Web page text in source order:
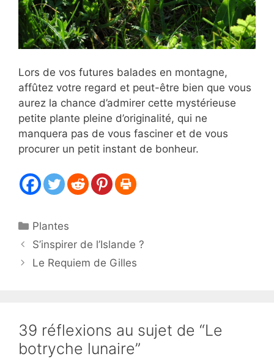
Lors de vos futures balades en montagne,
affûtez votre regard et peut-être bien que vous
aurez la chance d’admirer cette mystérieuse
petite plante pleine d’originalité, qui ne
manquera pas de vous fasciner et de vous
procurer un petit instant de bonheur.
Catégories
Plantes
S’inspirer de l’Islande ?
Le Requiem de Gilles
39 réflexions au sujet de “Le
botryche lunaire”